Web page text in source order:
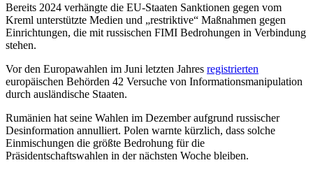
Bereits 2024 verhängte die EU-Staaten Sanktionen gegen vom
Kreml unterstützte Medien und „restriktive“ Maßnahmen gegen
Einrichtungen, die mit russischen FIMI Bedrohungen in Verbindung
stehen.
Vor den Europawahlen im Juni letzten Jahres registrierten
europäischen Behörden 42 Versuche von Informationsmanipulation
durch ausländische Staaten.
Rumänien hat seine Wahlen im Dezember aufgrund russischer
Desinformation annulliert. Polen warnte kürzlich, dass solche
Einmischungen die größte Bedrohung für die
Präsidentschaftswahlen in der nächsten Woche bleiben.